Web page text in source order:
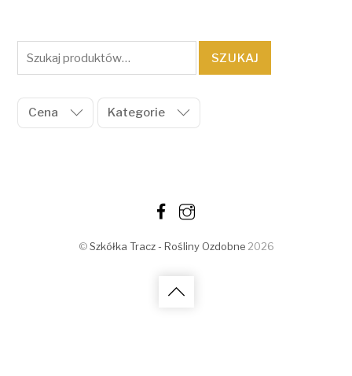
Szukaj:
SZUKAJ
Cena Kategorie
© Szkółka Tracz - Rośliny Ozdobne2026